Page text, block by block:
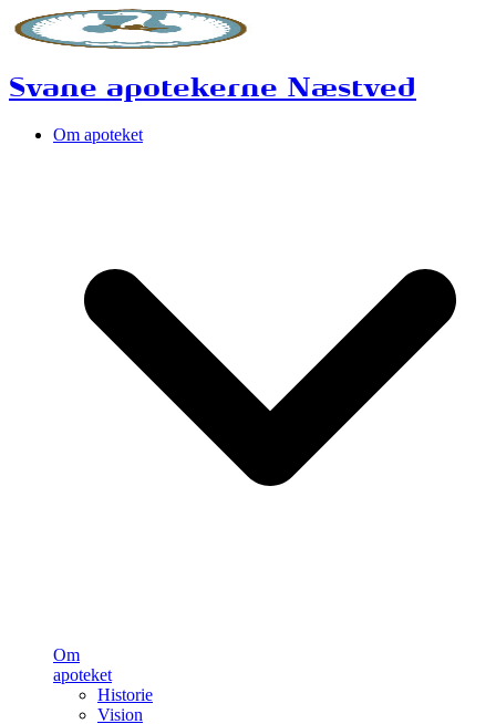
Svane apotekerne Næstved
Om apoteket
Om
apoteket
Historie
Vision